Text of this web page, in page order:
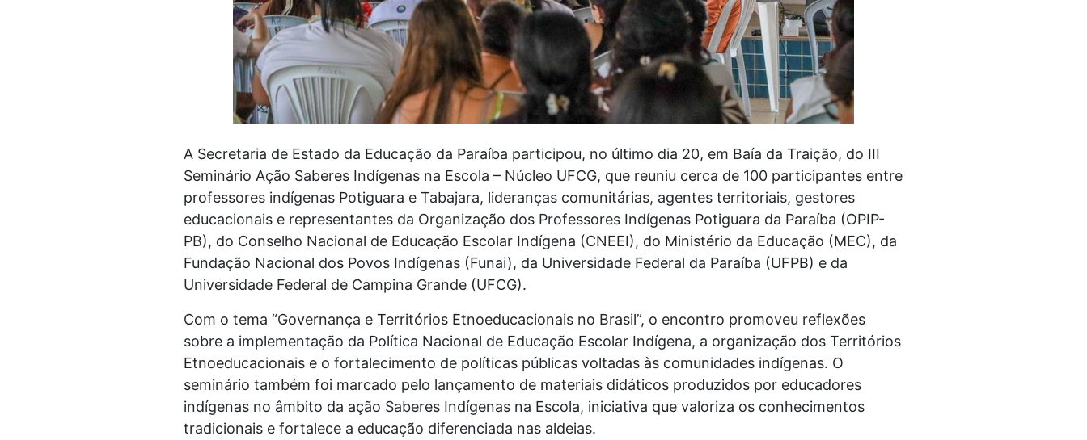
A Secretaria de Estado da Educação da Paraíba participou, no último dia 20, em Baía da Traição, do III
Seminário Ação Saberes Indígenas na Escola – Núcleo UFCG, que reuniu cerca de 100 participantes entre
professores indígenas Potiguara e Tabajara, lideranças comunitárias, agentes territoriais, gestores
educacionais e representantes da Organização dos Professores Indígenas Potiguara da Paraíba (OPIP-
PB), do Conselho Nacional de Educação Escolar Indígena (CNEEI), do Ministério da Educação (MEC), da
Fundação Nacional dos Povos Indígenas (Funai), da Universidade Federal da Paraíba (UFPB) e da
Universidade Federal de Campina Grande (UFCG).
Com o tema “Governança e Territórios Etnoeducacionais no Brasil”, o encontro promoveu reflexões
sobre a implementação da Política Nacional de Educação Escolar Indígena, a organização dos Territórios
Etnoeducacionais e o fortalecimento de políticas públicas voltadas às comunidades indígenas. O
seminário também foi marcado pelo lançamento de materiais didáticos produzidos por educadores
indígenas no âmbito da ação Saberes Indígenas na Escola, iniciativa que valoriza os conhecimentos
tradicionais e fortalece a educação diferenciada nas aldeias.